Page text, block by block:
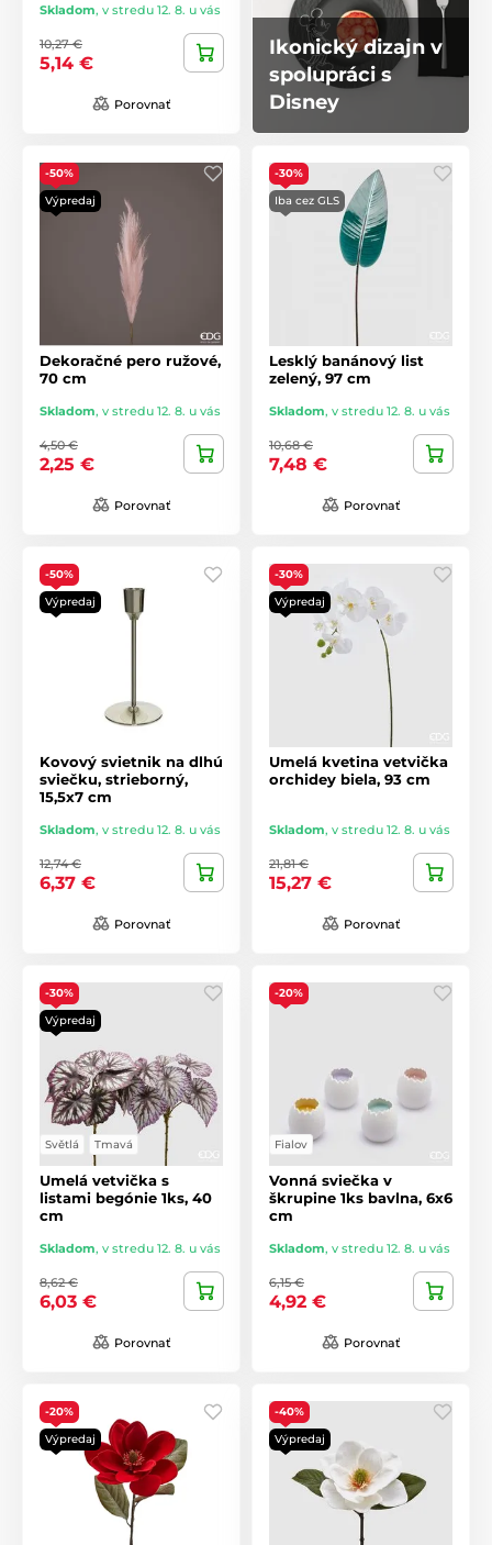
Skladom, v stredu 12. 8. u vás
10,27 €
5,14 €
Porovnať
Ikonický dizajn v
spolupráci s
Disney
-50%
Výpredaj
Dekoračné pero ružové,
70 cm
Skladom, v stredu 12. 8. u vás
4,50 €
2,25 €
Porovnať
-30%
Iba cez GLS
Lesklý banánový list
zelený, 97 cm
Skladom, v stredu 12. 8. u vás
10,68 €
7,48 €
Porovnať
-50%
Výpredaj
Kovový svietnik na dlhú
sviečku, strieborný,
15,5x7 cm
Skladom, v stredu 12. 8. u vás
12,74 €
6,37 €
Porovnať
-30%
Výpredaj
Umelá kvetina vetvička
orchidey biela, 93 cm
Skladom, v stredu 12. 8. u vás
21,81 €
15,27 €
Porovnať
-30%
Výpredaj
Světlá Tmavá
Umelá vetvička s
listami begónie 1ks, 40
cm
Skladom, v stredu 12. 8. u vás
8,62 €
6,03 €
Porovnať
-20%
Fialov
Vonná sviečka v
škrupine 1ks bavlna, 6x6
cm
Skladom, v stredu 12. 8. u vás
6,15 €
4,92 €
Porovnať
-20%
Výpredaj
-40%
Výpredaj